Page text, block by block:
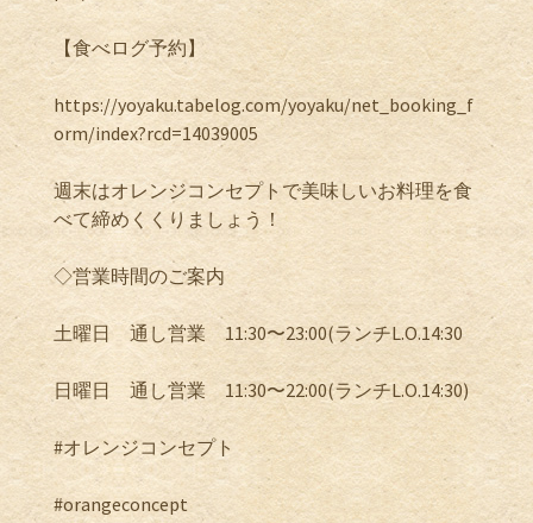
【食べログ予約】
https://yoyaku.tabelog.com/yoyaku/net_booking_f
orm/index?rcd=14039005
週末はオレンジコンセプトで美味しいお料理を食
べて締めくくりましょう！
◇営業時間のご案内
土曜日 通し営業 11:30〜23:00(ランチL.O.14:30
日曜日 通し営業 11:30〜22:00(ランチL.O.14:30)
#オレンジコンセプト
#orangeconcept